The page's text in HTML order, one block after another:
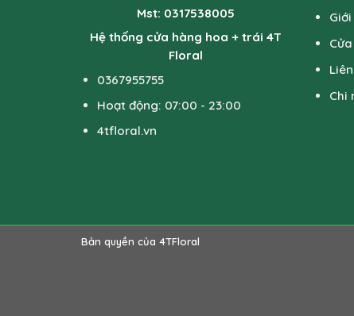
Mst: 0317538005
Hệ thống cửa hàng hoa + trái 4T
Floral
0367955755
Hoạt động: 07:00 - 23:00
4tfloral.vn
Chi
Bản quyền của 4TFloral